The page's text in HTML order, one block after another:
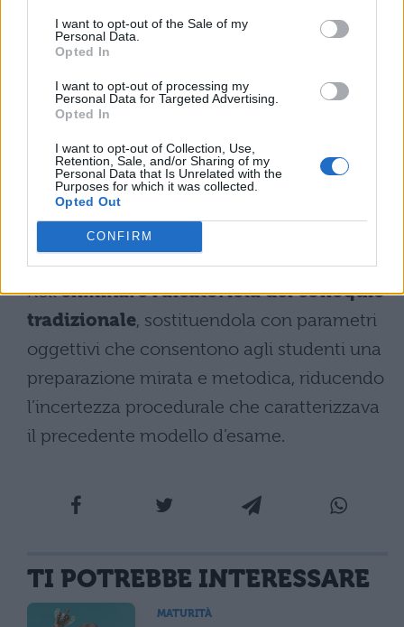
I want to opt-out of the Sale of my
Personal Data.
Opted In
I want to opt-out of processing my
Personal Data for Targeted Advertising.
Opted In
I want to opt-out of Collection, Use,
Retention, Sale, and/or Sharing of my
Personal Data that Is Unrelated with the
Purposes for which it was collected.
Opted Out
CONFIRM
trasversali e l’orientamento (PCTO)
nell’architettura valutativa rappresenta un
elemento caratterizzante della riforma.
Questi componenti acquisiscono peso
finale, consolidando l’approccio
ministeriale verso competenze trasversali e
cittadinanza attiva.
La finalità strategica della riforma consiste
nell’eliminare l’aleatorietà del colloquio
tradizionale, sostituendola con parametri
oggettivi che consentono agli studenti una
preparazione mirata e metodica, riducendo
l’incertezza procedurale che caratterizzava
il precedente modello d’esame.
TI POTREBBE INTERESSARE
MATURITÀ